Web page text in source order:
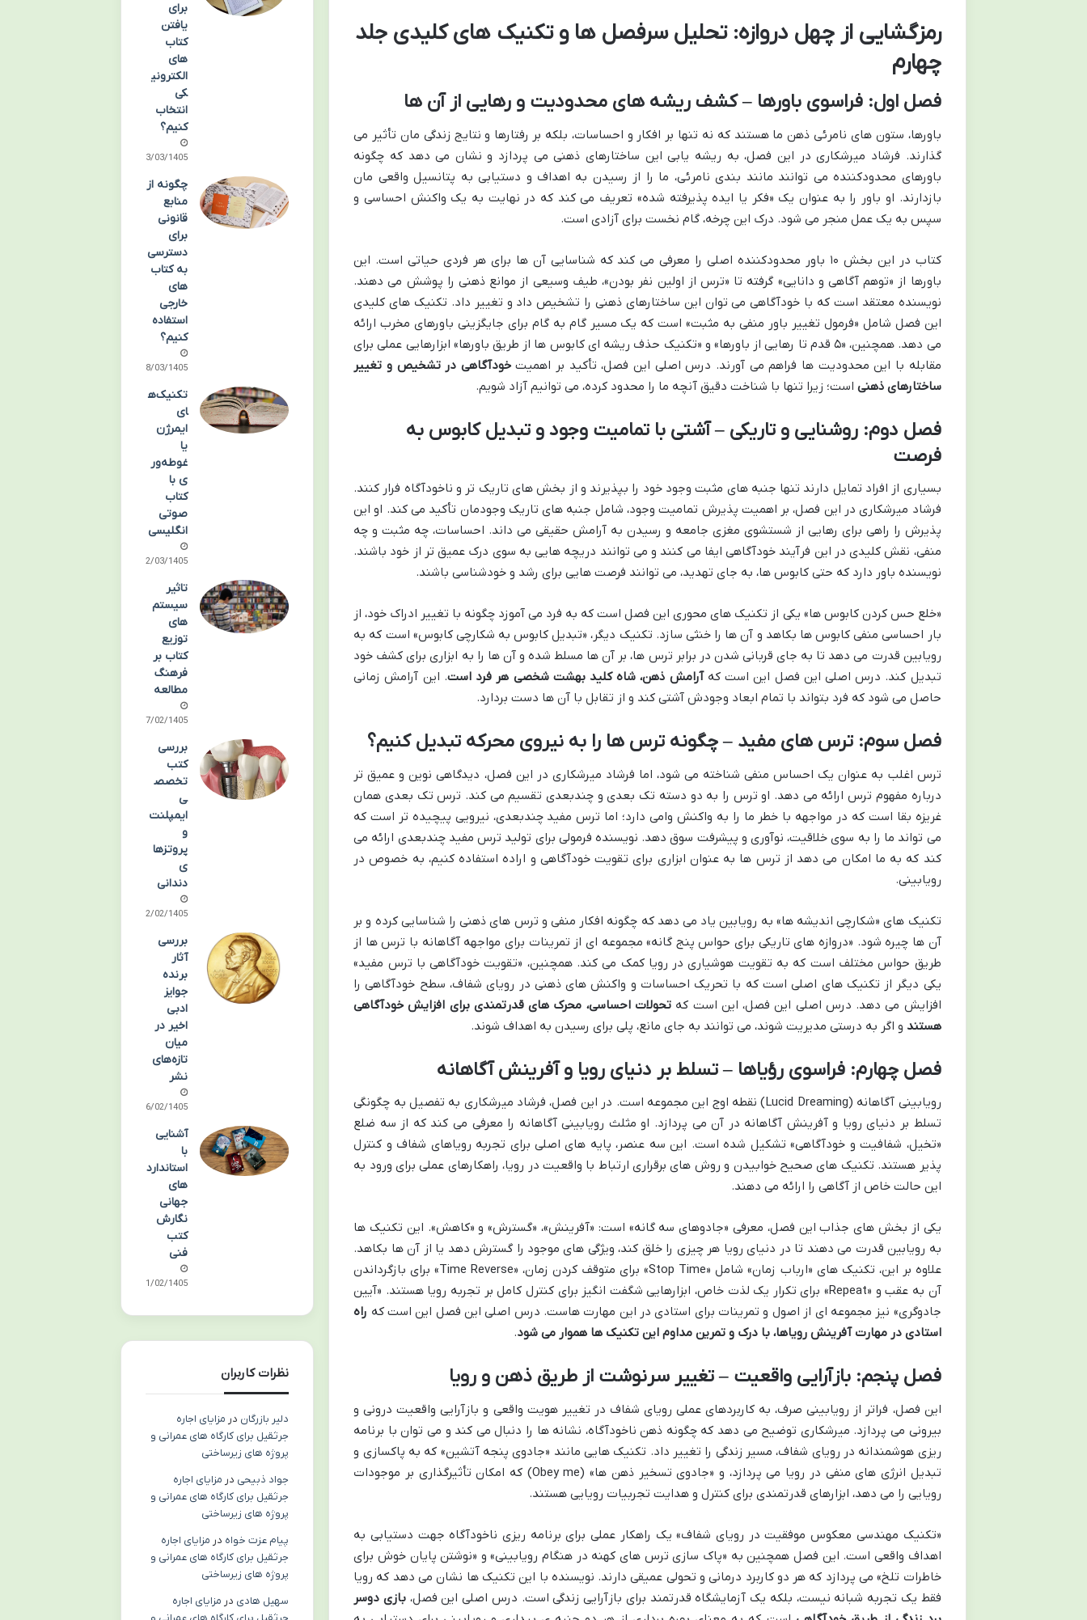
رمزگشایی از چهل دروازه: تحلیل سرفصل ها و تکنیک های کلیدی جلد
چهارم
فصل اول: فراسوی باورها – کشف ریشه های محدودیت و رهایی از آن ها
باورها، ستون های نامرئی ذهن ما هستند که نه تنها بر افکار و احساسات، بلکه بر رفتارها و نتایج زندگی مان تأثیر می
گذارند. فرشاد میرشکاری در این فصل، به ریشه یابی این ساختارهای ذهنی می پردازد و نشان می دهد که چگونه
باورهای محدودکننده می توانند مانند بندی نامرئی، ما را از رسیدن به اهداف و دستیابی به پتانسیل واقعی مان
بازدارند. او باور را به عنوان یک «فکر یا ایده پذیرفته شده» تعریف می کند که در نهایت به یک واکنش احساسی و
سپس به یک عمل منجر می شود. درک این چرخه، گام نخست برای آزادی است.
کتاب در این بخش ۱۰ باور محدودکننده اصلی را معرفی می کند که شناسایی آن ها برای هر فردی حیاتی است. این
باورها از «توهم آگاهی و دانایی» گرفته تا «ترس از اولین نفر بودن»، طیف وسیعی از موانع ذهنی را پوشش می دهند.
نویسنده معتقد است که با خودآگاهی می توان این ساختارهای ذهنی را تشخیص داد و تغییر داد. تکنیک های کلیدی
این فصل شامل «فرمول تغییر باور منفی به مثبت» است که یک مسیر گام به گام برای جایگزینی باورهای مخرب ارائه
می دهد. همچنین، «۵ قدم تا رهایی از باورها» و «تکنیک حذف ریشه ای کابوس ها از طریق باورها» ابزارهایی عملی برای
مقابله با این محدودیت ها فراهم می آورند. درس اصلی این فصل، تأکید بر اهمیتخودآگاهی در تشخیص و تغییر
ساختارهای ذهنی است؛ زیرا تنها با شناخت دقیق آنچه ما را محدود کرده، می توانیم آزاد شویم.
فصل دوم: روشنایی و تاریکی – آشتی با تمامیت وجود و تبدیل کابوس به
فرصت
بسیاری از افراد تمایل دارند تنها جنبه های مثبت وجود خود را بپذیرند و از بخش های تاریک تر و ناخودآگاه فرار کنند.
فرشاد میرشکاری در این فصل، بر اهمیت پذیرش تمامیت وجود، شامل جنبه های تاریک وجودمان تأکید می کند. او این
پذیرش را راهی برای رهایی از شستشوی مغزی جامعه و رسیدن به آرامش حقیقی می داند. احساسات، چه مثبت و چه
منفی، نقش کلیدی در این فرآیند خودآگاهی ایفا می کنند و می توانند دریچه هایی به سوی درک عمیق تر از خود باشند.
نویسنده باور دارد که حتی کابوس ها، به جای تهدید، می توانند فرصت هایی برای رشد و خودشناسی باشند.
«خلع حس کردن کابوس ها» یکی از تکنیک های محوری این فصل است که به فرد می آموزد چگونه با تغییر ادراک خود، از
بار احساسی منفی کابوس ها بکاهد و آن ها را خنثی سازد. تکنیک دیگر، «تبدیل کابوس به شکارچی کابوس» است که به
رویابین قدرت می دهد تا به جای قربانی شدن در برابر ترس ها، بر آن ها مسلط شده و آن ها را به ابزاری برای کشف خود
تبدیل کند. درس اصلی این فصل این است کهآرامش ذهن، شاه کلید بهشت شخصی هر فرد است. این آرامش زمانی
حاصل می شود که فرد بتواند با تمام ابعاد وجودش آشتی کند و از تقابل با آن ها دست بردارد.
فصل سوم: ترس های مفید – چگونه ترس ها را به نیروی محرکه تبدیل کنیم؟
ترس اغلب به عنوان یک احساس منفی شناخته می شود، اما فرشاد میرشکاری در این فصل، دیدگاهی نوین و عمیق تر
درباره مفهوم ترس ارائه می دهد. او ترس را به دو دسته تک بعدی و چندبعدی تقسیم می کند. ترس تک بعدی همان
غریزه بقا است که در مواجهه با خطر ما را به واکنش وامی دارد؛ اما ترس مفید چندبعدی، نیرویی پیچیده تر است که
می تواند ما را به سوی خلاقیت، نوآوری و پیشرفت سوق دهد. نویسنده فرمولی برای تولید ترس مفید چندبعدی ارائه می
کند که به ما امکان می دهد از ترس ها به عنوان ابزاری برای تقویت خودآگاهی و اراده استفاده کنیم، به خصوص در
رویابینی.
تکنیک های «شکارچی اندیشه ها» به رویابین یاد می دهد که چگونه افکار منفی و ترس های ذهنی را شناسایی کرده و بر
آن ها چیره شود. «دروازه های تاریکی برای حواس پنج گانه» مجموعه ای از تمرینات برای مواجهه آگاهانه با ترس ها از
طریق حواس مختلف است که به تقویت هوشیاری در رویا کمک می کند. همچنین، «تقویت خودآگاهی با ترس مفید»
یکی دیگر از تکنیک های اصلی است که با تحریک احساسات و واکنش های ذهنی در رویای شفاف، سطح خودآگاهی را
افزایش می دهد. درس اصلی این فصل، این است که تحولات احساسی، محرک های قدرتمندی برای افزایش خودآگاهی
هستند و اگر به درستی مدیریت شوند، می توانند به جای مانع، پلی برای رسیدن به اهداف شوند.
فصل چهارم: فراسوی رؤیاها – تسلط بر دنیای رویا و آفرینش آگاهانه
رویابینی آگاهانه (Lucid Dreaming) نقطه اوج این مجموعه است. در این فصل، فرشاد میرشکاری به تفصیل به چگونگی
تسلط بر دنیای رویا و آفرینش آگاهانه در آن می پردازد. او مثلث رویابینی آگاهانه را معرفی می کند که از سه ضلع
«تخیل، شفافیت و خودآگاهی» تشکیل شده است. این سه عنصر، پایه های اصلی برای تجربه رویاهای شفاف و کنترل
پذیر هستند. تکنیک های صحیح خوابیدن و روش های برقراری ارتباط با واقعیت در رویا، راهکارهای عملی برای ورود به
این حالت خاص از آگاهی را ارائه می دهند.
یکی از بخش های جذاب این فصل، معرفی «جادوهای سه گانه» است: «آفرینش»، «گسترش» و «کاهش». این تکنیک ها
به رویابین قدرت می دهند تا در دنیای رویا هر چیزی را خلق کند، ویژگی های موجود را گسترش دهد یا از آن ها بکاهد.
علاوه بر این، تکنیک های «ارباب زمان» شامل «Stop Time» برای متوقف کردن زمان، «Time Reverse» برای بازگرداندن
آن به عقب و «Repeat» برای تکرار یک لذت خاص، ابزارهایی شگفت انگیز برای کنترل کامل بر تجربه رویا هستند. «آیین
جادوگری» نیز مجموعه ای از اصول و تمرینات برای استادی در این مهارت هاست. درس اصلی این فصل این است که راه
استادی در مهارت آفرینش رویاها، با درک و تمرین مداوم این تکنیک ها هموار می شود.
فصل پنجم: بازآرایی واقعیت – تغییر سرنوشت از طریق ذهن و رویا
این فصل، فراتر از رویابینی صرف، به کاربردهای عملی رویای شفاف در تغییر هویت واقعی و بازآرایی واقعیت درونی و
بیرونی می پردازد. میرشکاری توضیح می دهد که چگونه ذهن ناخودآگاه، نشانه ها را دنبال می کند و می توان با برنامه
ریزی هوشمندانه در رویای شفاف، مسیر زندگی را تغییر داد. تکنیک هایی مانند «جادوی پنجه آتشین» که به پاکسازی و
تبدیل انرژی های منفی در رویا می پردازد، و «جادوی تسخیر ذهن ها» (Obey me) که امکان تأثیرگذاری بر موجودات
رویایی را می دهد، ابزارهای قدرتمندی برای کنترل و هدایت تجربیات رویایی هستند.
«تکنیک مهندسی معکوس موفقیت در رویای شفاف» یک راهکار عملی برای برنامه ریزی ناخودآگاه جهت دستیابی به
اهداف واقعی است. این فصل همچنین به «پاک سازی ترس های کهنه در هنگام رویابینی» و «نوشتن پایان خوش برای
خاطرات تلخ» می پردازد که هر دو کاربرد درمانی و تحولی عمیقی دارند. نویسنده با این تکنیک ها نشان می دهد که رویا
فقط یک تجربه شبانه نیست، بلکه یک آزمایشگاه قدرتمند برای بازآرایی زندگی است. درس اصلی این فصل،بازی دوسر
برای
یافتن
کتاب
های
الکترونی
کی
انتخاب
کنیم؟
13/03/1405
چگونه از
منابع
قانونی
برای
دسترسی
به کتاب
های
خارجی
استفاده
کنیم؟
08/03/1405
تکنیک‌ه
ای
ایمرژن
یا
غوطه‌ور
ی با
کتاب
صوتی
انگلیسی
02/03/1405
تاثیر
سیستم
های
توزیع
کتاب بر
فرهنگ
مطالعه
27/02/1405
بررسی
کتب
تخصص
ی
ایمپلنت
و
پروتزها
ی
دندانی
22/02/1405
بررسی
آثار
برنده
جوایز
ادبی
اخیر در
میان
تازه‌های
نشر
16/02/1405
آشنایی
با
استاندارد
های
جهانی
نگارش
کتب
فنی
11/02/1405
نظرات کاربران
دلیر بازرگان در مزایای اجاره
جرثقیل برای کارگاه های عمرانی و
پروژه های زیرساختی
جواد ذبیحی در مزایای اجاره
جرثقیل برای کارگاه های عمرانی و
پروژه های زیرساختی
پیام عزت خواه در مزایای اجاره
جرثقیل برای کارگاه های عمرانی و
پروژه های زیرساختی
سهیل هادی در مزایای اجاره